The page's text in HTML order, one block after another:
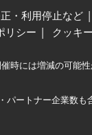
・利用停止など
リシー クッキ
時には増減の可能性
ートナー企業数も